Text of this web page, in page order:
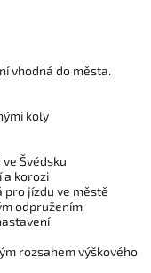
vhodná do města.
koly
Švédsku
a korozi
jízdu ve městě
odpružením
rozsahem výškového